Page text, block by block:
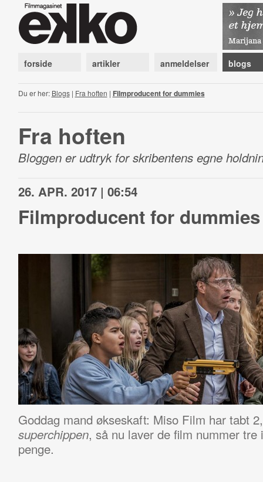
forside artikler anmeldelser blogs
Du er her: Blogs| Fra hoften | Filmproducent for dummies
Fra hoften
Bloggen er udtryk for skribentens egne
26. APR. 2017 | 06:54
Filmproducent for dummies
Goddag mand økseskaft: Miso Film har tabt
superchippen, så nu laver de film nummer
penge.